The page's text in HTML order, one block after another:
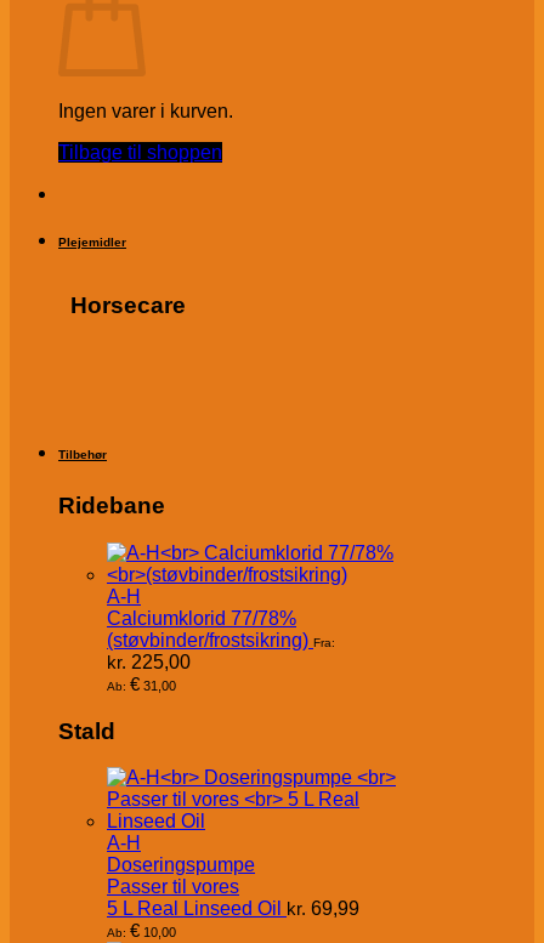
Ingen varer i kurven.
Tilbage til shoppen
Plejemidler
Horsecare
Tilbehør
Ridebane
A-H
Calciumklorid 77/78%
(støvbinder/frostsikring) Fra:
kr. 225,00
Ab: € 31,00
Stald
A-H
Doseringspumpe
Passer til vores
5 L Real Linseed Oil kr. 69,99
Ab: € 10,00